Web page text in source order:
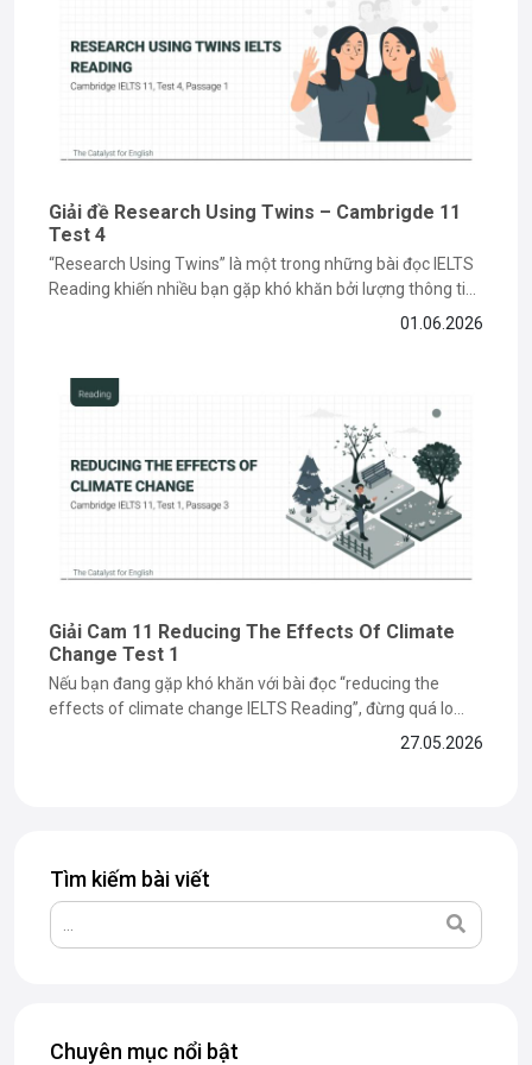
Tìm kiếm bài viết
Chuyên mục nổi bật
Giải đề Research Using Twins – Cambrigde 11
Test 4
“Research Using Twins” là một trong những bài đọc IELTS
Reading khiến nhiều bạn gặp khó khăn bởi lượng thông tin
học thuật và các dạng câu hỏi paraphrase phức tạp. Tuy
01.06.2026
Giải Cam 11 Reducing The Effects Of Climate
Change Test 1
Nếu bạn đang gặp khó khăn với bài đọc “reducing the
effects of climate change IELTS Reading”, đừng quá lo
lắng vì đây là dạng bài dễ khiến nhiều bạn mất điểm ở phần
27.05.2026